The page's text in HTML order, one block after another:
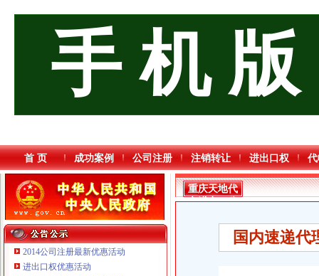
手 机 版
首 页 成功案例 公司注册 注销转让 进出口权
2014公司注册最新优惠活动
进出口权优惠活动
重庆天地代
办进出口公
国内速递代